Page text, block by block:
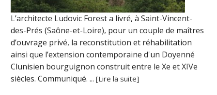
L’architecte Ludovic Forest a livré, à Saint-Vincent-
des-Prés (Saône-et-Loire), pour un couple de maîtres
d’ouvrage privé, la reconstitution et réhabilitation
ainsi que l’extension contemporaine d'un Doyenné
Clunisien bourguignon construit entre le Xe et XIVe
siècles. Communiqué. ...[Lire la suite]